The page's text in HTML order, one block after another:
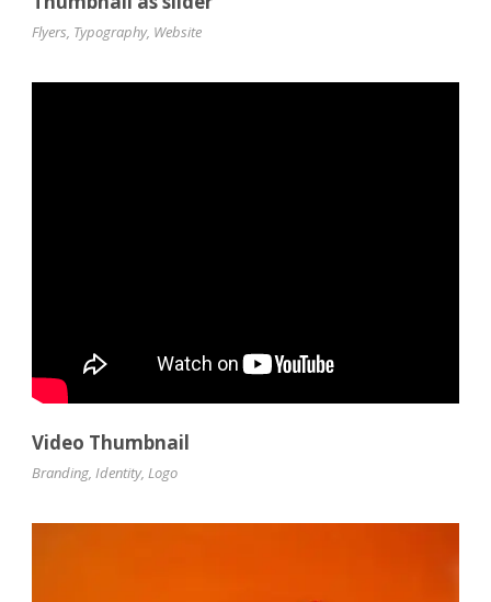
Flyers, Typography, Website
Video Thumbnail
Branding Identity, Logo